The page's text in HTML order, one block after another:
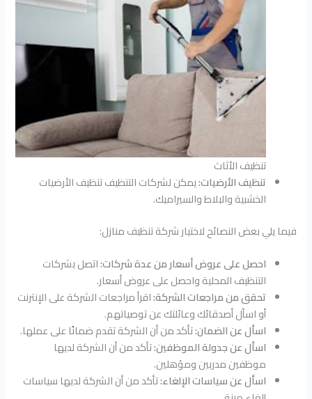
تنظيف الأثاث
تنظيف الأرضيات:يمكن لشركات التنظيف تنظيف الأرضيات
الخشبية والبلاط والسيراميك.
فيما يلي بعض النصائح لاختيار شركة تنظيف منازل:
احصل على عروض أسعار من عدة شركات:اتصل بشركات
التنظيف المحلية واحصل على عروض أسعار.
تحقق من مراجعات الشركة:اقرأ مراجعات الشركة على الإنترنت
أو اسأل أصدقائك وعائلتك عن توصياتهم.
اسأل عن الضمان:تأكد من أن الشركة تقدم ضمانًا على عملها.
اسأل عن جدولة الموظفين:تأكد من أن الشركة لديها
موظفين مدربين ومؤهلين.
اسأل عن سياسات الإلغاء:تأكد من أن الشركة لديها سياسات